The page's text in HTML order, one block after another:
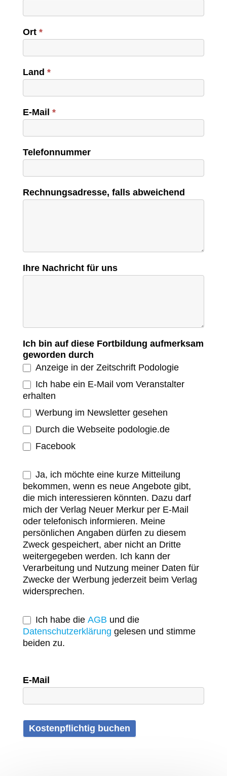
Ort *
Land *
E-Mail *
Telefonnummer
Rechnungsadresse, falls abweichend
Ihre Nachricht für uns
Ich bin auf diese Fortbildung aufmerksam
geworden durch
Anzeige in der Zeitschrift Podologie
Ich habe ein E-Mail vom Veranstalter
erhalten
Werbung im Newsletter gesehen
Durch die Webseite podologie.de
Facebook
Ja, ich möchte eine kurze Mitteilung
bekommen, wenn es neue Angebote gibt,
die mich interessieren könnten. Dazu darf
mich der Verlag Neuer Merkur per E-Mail
oder telefonisch informieren. Meine
persönlichen Angaben dürfen zu diesem
Zweck gespeichert, aber nicht an Dritte
weitergegeben werden. Ich kann der
Verarbeitung und Nutzung meiner Daten für
Zwecke der Werbung jederzeit beim Verlag
widersprechen.
Ich habe die AGB und die
Datenschutzerklärung gelesen und stimme
beiden zu.
E-Mail
Kostenpflichtig buchen